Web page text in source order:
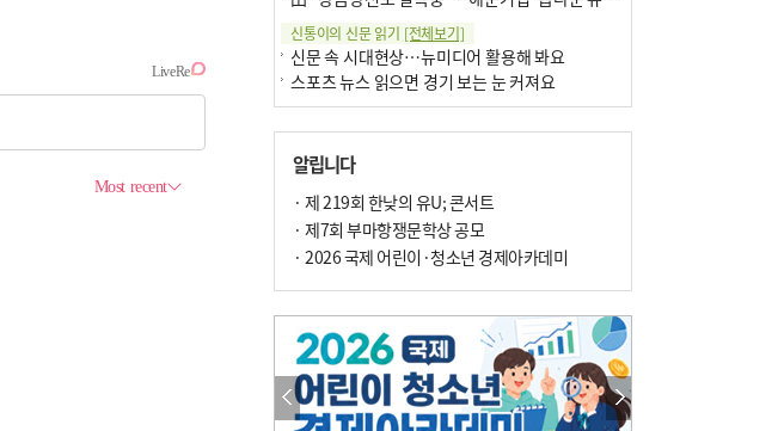
신통이의 신문 읽기 [전체보기]
신문 속 시대현상…뉴미디어 활용해 봐요
스포츠 뉴스 읽으면 경기 보는 눈 커져요
구·군 승진 축하화분 관행 없애자니 소상공인 울상
팩트체크[전체보기]
의령 한우산 털중나리
한 손 뉴스[전체보기]
시민이 개발한 폭염 대응 앱 ‘그늘로’ 길안내 지도 등 인기
골목 맛집 발굴 고메 셀렉션…부산시, 페스티벌 시월 연계
알립니다
· 제 219회 한낮의 유U; 콘서트
· 제7회 부마항쟁문학상 공모
· 2026 국제 어린이·청소년 경제아카데미